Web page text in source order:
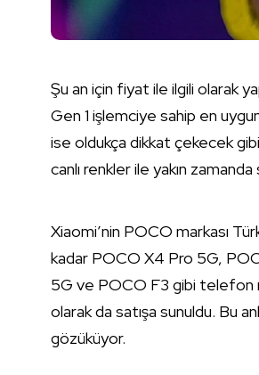
Şu an için fiyat ile ilgili olarak
Gen 1 işlemciye sahip en
ise oldukça dikkat çekecek
canlı renkler ile yakın zamanda
Xiaomi’nin POCO markası
kadar POCO X4 Pro 5G,
5G ve POCO F3 gibi telefon
olarak da satışa sunuldu. Bu
gözüküyor.